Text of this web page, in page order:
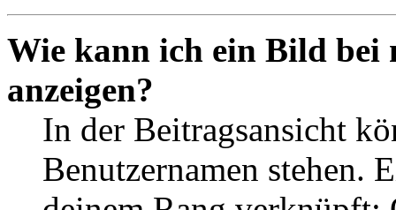
Wie kann ich ein Bild bei
anzeigen?
In der Beitragsansicht
Benutzernamen stehen.